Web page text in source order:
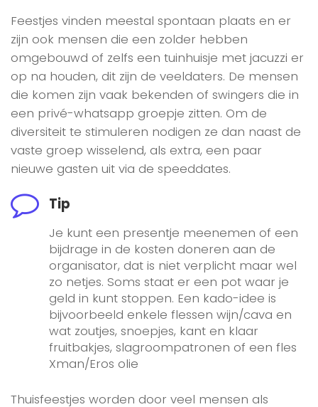
Feestjes vinden meestal spontaan plaats en er
zijn ook mensen die een zolder hebben
omgebouwd of zelfs een tuinhuisje met jacuzzi er
op na houden, dit zijn de veeldaters. De mensen
die komen zijn vaak bekenden of swingers die in
een privé-whatsapp groepje zitten. Om de
diversiteit te stimuleren nodigen ze dan naast de
vaste groep wisselend, als extra, een paar
nieuwe gasten uit via de speeddates.
Tip
Je kunt een presentje meenemen of een
bijdrage in de kosten doneren aan de
organisator, dat is niet verplicht maar wel
zo netjes. Soms staat er een pot waar je
geld in kunt stoppen. Een kado-idee is
bijvoorbeeld enkele flessen wijn/cava en
wat zoutjes, snoepjes, kant en klaar
fruitbakjes, slagroompatronen of een fles
Xman/Eros olie
Thuisfeestjes worden door veel mensen als